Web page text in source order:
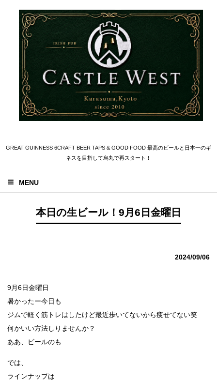
GREAT GUINNESS 6CRAFT BEER TAPS & GOOD FOOD 最高のビールと日本一のギ
ネスを目指して烏丸で再スタート！
MENU
本日の生ビール！9月6日金曜日
2024/09/06
9月6日金曜日
暑かったー今日も
ジムで軽く筋トレはしたけど最近歩いてないから痩せてない笑
何かいい方法しりませんか？
ああ、ビールのも
では、
ラインナップは